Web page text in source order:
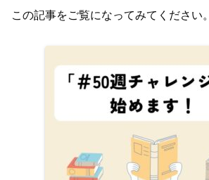
この記事をご覧になってみてください。